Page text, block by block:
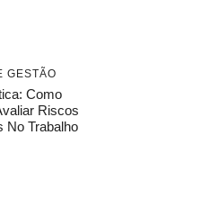
GESTÃO
Como
Riscos
No Trabalho